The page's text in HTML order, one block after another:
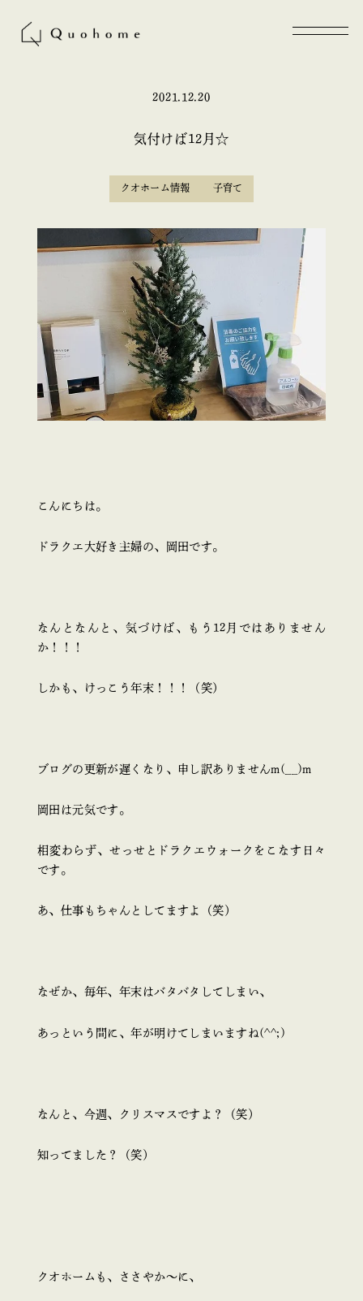
2021.12.20
気付けば12月☆
クオホーム情報 子育て
こんにちは。
ドラクエ大好き主婦の、岡田です。
なんとなんと、気づけば、もう12月ではありません
か！！！
しかも、けっこう年末！！！（笑）
ブログの更新が遅くなり、申し訳ありませんm(__)m
岡田は元気です。
相変わらず、せっせとドラクエウォークをこなす日々
です。
あ、仕事もちゃんとしてますよ（笑）
なぜか、毎年、年末はバタバタしてしまい、
あっという間に、年が明けてしまいますね(^^;)
なんと、今週、クリスマスですよ？（笑）
知ってました？（笑）
クオホームも、ささやか～に、